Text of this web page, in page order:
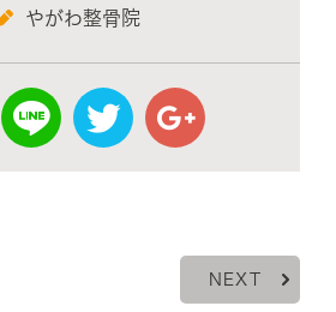
やがわ整骨院
NEXT